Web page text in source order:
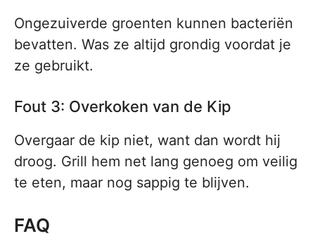
Ongezuiverde groenten kunnen bacteriën
bevatten. Was ze altijd grondig voordat je
ze gebruikt.
Fout 3: Overkoken van de Kip
Overgaar de kip niet, want dan wordt hij
droog. Grill hem net lang genoeg om veilig
te eten, maar nog sappig te blijven.
FAQ